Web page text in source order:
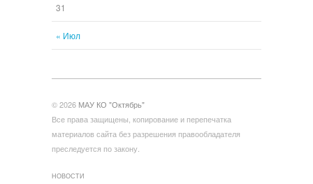
« Июл
31
© 2026 МАУ КО "Октябрь"
Все права защищены, копирование и перепечатка
материалов сайта без разрешения правообладателя
преследуется по закону.
НОВОСТИ